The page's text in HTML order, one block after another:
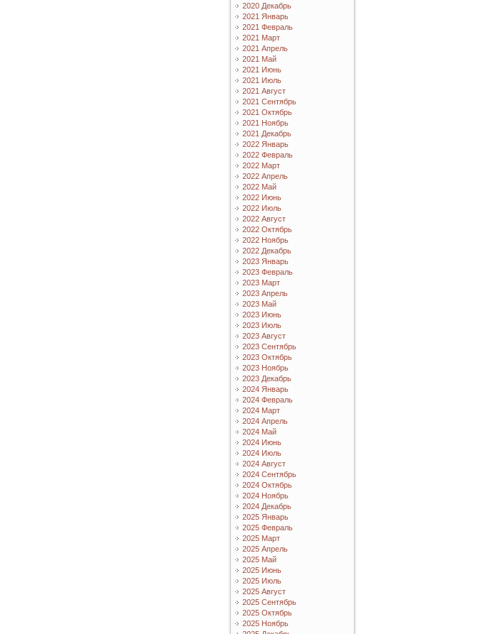
2020 Декабрь
2021 Январь
2021 Февраль
2021 Март
2021 Апрель
2021 Май
2021 Июнь
2021 Июль
2021 Август
2021 Сентябрь
2021 Октябрь
2021 Ноябрь
2021 Декабрь
2022 Январь
2022 Февраль
2022 Март
2022 Апрель
2022 Май
2022 Июнь
2022 Июль
2022 Август
2022 Октябрь
2022 Ноябрь
2022 Декабрь
2023 Январь
2023 Февраль
2023 Март
2023 Апрель
2023 Май
2023 Июнь
2023 Июль
2023 Август
2023 Сентябрь
2023 Октябрь
2023 Ноябрь
2023 Декабрь
2024 Январь
2024 Февраль
2024 Март
2024 Апрель
2024 Май
2024 Июнь
2024 Июль
2024 Август
2024 Сентябрь
2024 Октябрь
2024 Ноябрь
2024 Декабрь
2025 Январь
2025 Февраль
2025 Март
2025 Апрель
2025 Май
2025 Июнь
2025 Июль
2025 Август
2025 Сентябрь
2025 Октябрь
2025 Ноябрь